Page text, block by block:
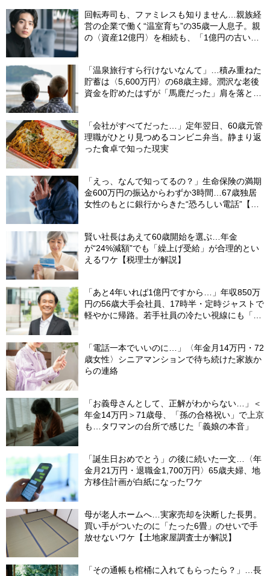
回転寿司も、ファミレスも知りません…親族経
営の企業で働く“温室育ち”の35歳一人息子。親
の〈資産12億円〉を相続も、「1億円の古いビ
「温泉旅行すら行けないなんて」…積み重ねた
貯蓄は〈5,600万円〉の68歳主婦。潤沢な老後
資金を貯めたはずが「馬鹿だった」肩を落とす
「会社がすべてだった…」定年翌日、60歳元管
理職がひとり見つめるコンビニ弁当。静まり返
った食卓で知った現実
「えっ、なんで知ってるの？」生命保険の満期
金600万円の振込からわずか3時間…67歳独居
女性のもとに銀行からきた“恐ろしい電話”【FP
賢い社長はあえて60歳開始を選ぶ…年金
が“24%減額”でも「繰上げ受給」が合理的とい
えるワケ【税理士が解説】
「あと4年いれば1億円ですから…」年収850万
円の56歳大手会社員、17時半・定時ジャストで
軽やかに帰路。若手社員の冷たい視線にも「だ
「電話一本でいいのに…」〈年金月14万円・72
歳女性〉シニアマンションで待ち続けた家族か
らの連絡
「お義母さんとして、正解がわからない…」＜
年金14万円＞71歳母、「孫の合格祝い」で上京
も…タワマンの台所で感じた「義娘の本音」
「誕生日おめでとう」の後に続いた一文…〈年
金月21万円・退職金1,700万円〉65歳夫婦、地
方移住計画が白紙になったワケ
母が老人ホームへ…実家売却を決断した長男。
買い手がついたのに「たった6畳」のせいで手
放せないワケ【土地家屋調査士が解説】
「その通帳も棺桶に入れてもらったら？」…長